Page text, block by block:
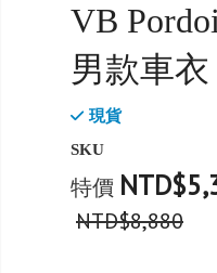
VB
男款車
現貨
SKU
特價
NTD$8,880